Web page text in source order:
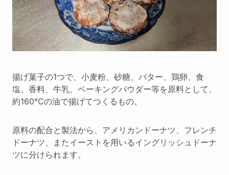
揚げ菓子の1つで、小麦粉、砂糖、バター、鶏卵、食
塩、香料、牛乳、ベーキングパウダー等を原料として、
約160℃の油で揚げてつくるもの。
原料の配合と製法から、アメリカンドーナツ、フレンチ
ドーナツ、またイーストを用いるイングリッシュドーナ
ツに分けられます。